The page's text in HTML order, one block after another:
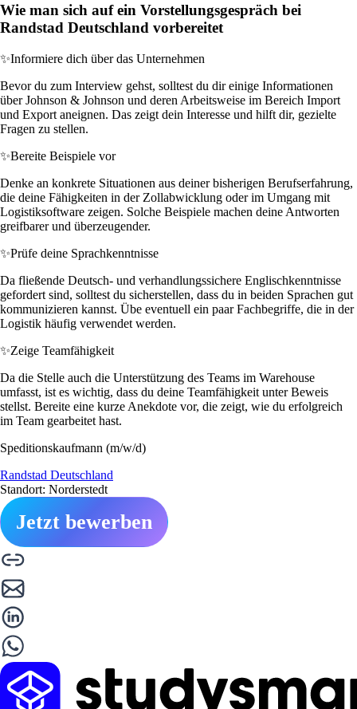
Wie man sich auf ein Vorstellungsgespräch bei
Randstad Deutschland vorbereitet
✨Informiere dich über das Unternehmen
Bevor du zum Interview gehst, solltest du dir einige Informationen
über Johnson & Johnson und deren Arbeitsweise im Bereich Import
und Export aneignen. Das zeigt dein Interesse und hilft dir, gezielte
Fragen zu stellen.
✨Bereite Beispiele vor
Denke an konkrete Situationen aus deiner bisherigen Berufserfahrung,
die deine Fähigkeiten in der Zollabwicklung oder im Umgang mit
Logistiksoftware zeigen. Solche Beispiele machen deine Antworten
greifbarer und überzeugender.
✨Prüfe deine Sprachkenntnisse
Da fließende Deutsch- und verhandlungssichere Englischkenntnisse
gefordert sind, solltest du sicherstellen, dass du in beiden Sprachen gut
kommunizieren kannst. Übe eventuell ein paar Fachbegriffe, die in der
Logistik häufig verwendet werden.
✨Zeige Teamfähigkeit
Da die Stelle auch die Unterstützung des Teams im Warehouse
umfasst, ist es wichtig, dass du deine Teamfähigkeit unter Beweis
stellst. Bereite eine kurze Anekdote vor, die zeigt, wie du erfolgreich
im Team gearbeitet hast.
Speditionskaufmann (m/w/d)
Randstad Deutschland
Standort: Norderstedt
Jetzt bewerben